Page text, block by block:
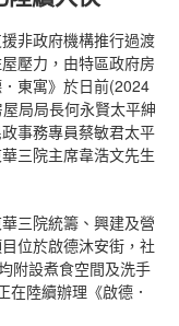
非政府機構推行過渡
壓力，由特區政府房
東寓》於日前(2024
局局長何永賢太平紳
事務專員蔡敏君太平
三院主席韋浩文先生
三院統籌、興建及營
位於啟德沐安街，社
附設煮食空間及洗手
陸續辦理《啟德．